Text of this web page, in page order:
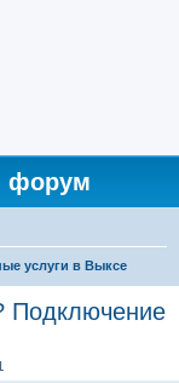
форум
услуги в Выксе
Подключение